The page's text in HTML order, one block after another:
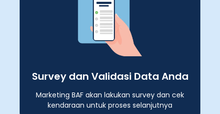
Survey dan Validasi Data Anda
Marketing BAF akan lakukan survey dan cek
kendaraan untuk proses selanjutnya